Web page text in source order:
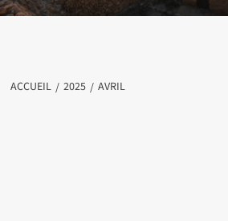
ACCUEIL 2025 AVRIL